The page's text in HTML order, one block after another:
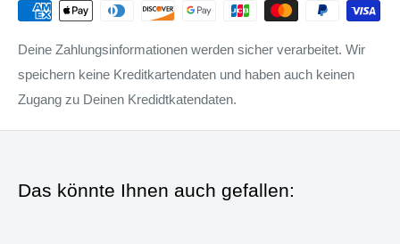
Deine Zahlungsinformationen werden sicher verarbeitet. Wir
speichern keine Kreditkartendaten und haben auch keinen
Zugang zu Deinen Kredidtkatendaten.
Das könnte Ihnen auch gefallen: